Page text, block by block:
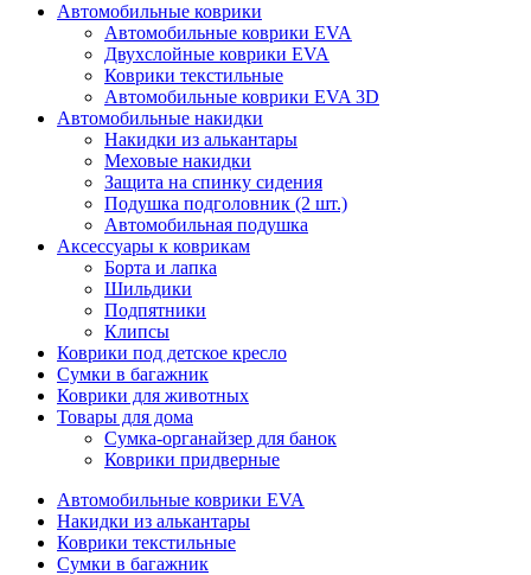
Автомобильные коврики
Автомобильные коврики EVA
Двухслойные коврики EVA
Коврики текстильные
Автомобильные коврики EVA 3D
Автомобильные накидки
Накидки из алькантары
Меховые накидки
Защита на спинку сидения
Подушка подголовник (2 шт.)
Автомобильная подушка
Аксессуары к коврикам
Борта и лапка
Шильдики
Подпятники
Клипсы
Коврики под детское кресло
Сумки в багажник
Коврики для животных
Товары для дома
Сумка-органайзер для банок
Коврики придверные
Автомобильные коврики EVA
Накидки из алькантары
Коврики текстильные
Сумки в багажник